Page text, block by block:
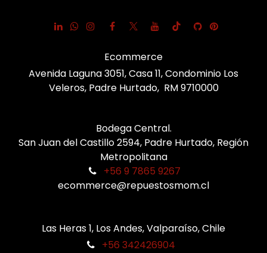
Ecommerce
Avenida Laguna 3051, Casa 11, Condominio Los
Veleros, Padre Hurtado, RM 9710000
Bodega Central.
San Juan del Castillo 2594, Padre Hurtado, Región
Metropolitana
+56 9 7865 9267
ecommerce@repuestosmom.cl
Las Heras 1, Los Andes, Valparaíso, Chile
+56 342426904